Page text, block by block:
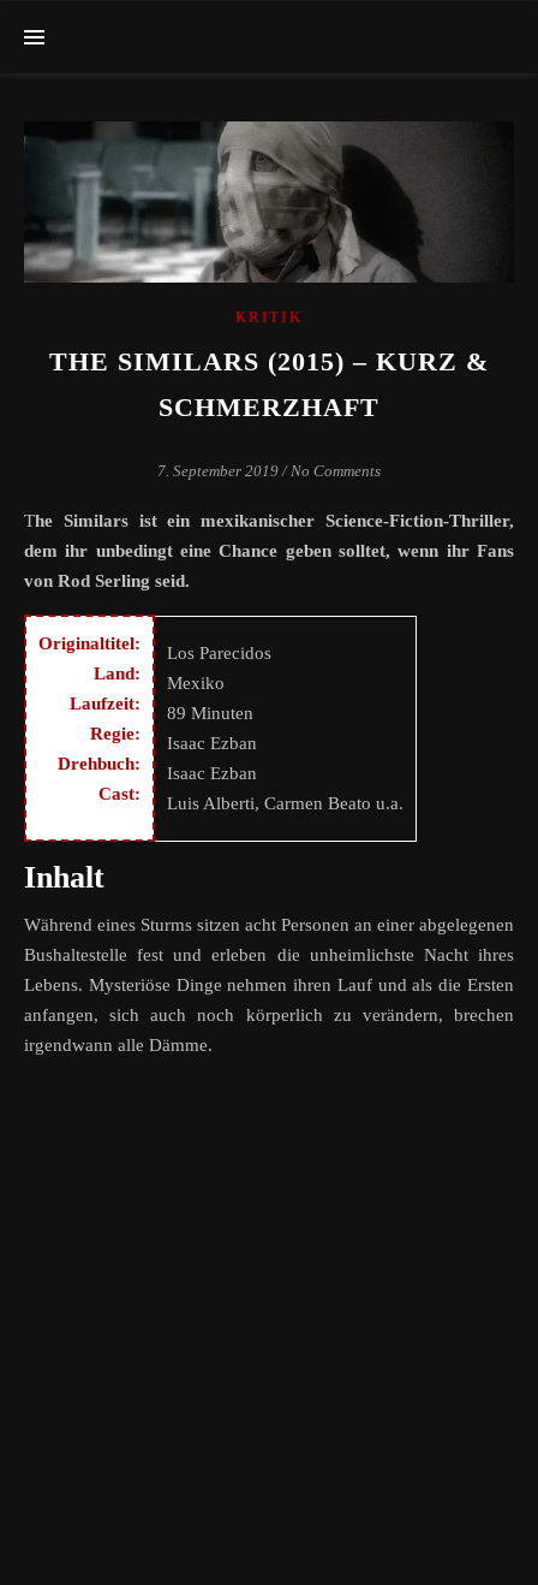
KRITIK
THE SIMILARS (2015) – KURZ &
SCHMERZHAFT
7. September 2019 / No Comments
The Similars ist ein mexikanischer Science-Fiction-Thriller,
dem ihr unbedingt eine Chance geben solltet, wenn ihr Fans
von Rod Serling seid.
Originaltitel:
Land:
Laufzeit:
Regie:
Drehbuch:
Cast:
Los Parecidos
Mexiko
89 Minuten
Isaac Ezban
Isaac Ezban
Luis Alberti, Carmen Beato u.a.
Inhalt
Während eines Sturms sitzen acht Personen an einer abgelegenen
Bushaltestelle fest und erleben die unheimlichste Nacht ihres
Lebens. Mysteriöse Dinge nehmen ihren Lauf und als die Ersten
anfangen, sich auch noch körperlich zu verändern, brechen
irgendwann alle Dämme.